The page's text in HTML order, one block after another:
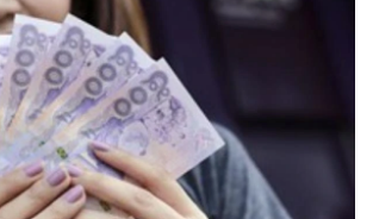
Well-being
& SD
HR